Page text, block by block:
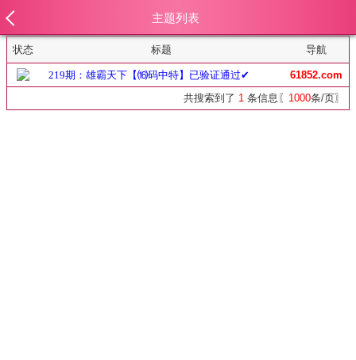
主题列表
状态 标题 导航
219期：雄霸天下【⒃码中特】已验证通过✔
61852.com
共搜索到了 1 条信息〖 1000条/页〗